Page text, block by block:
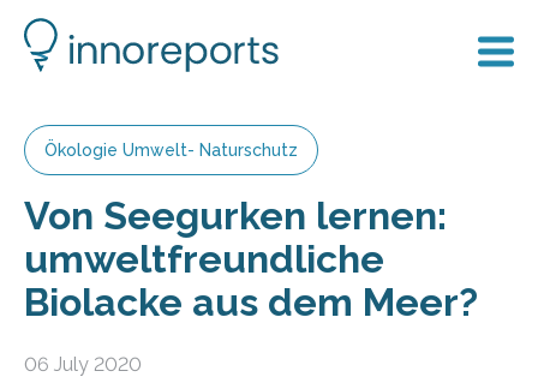
Ökologie Umwelt- Naturschutz
Von Seegurken lernen:
umweltfreundliche
Biolacke aus dem Meer?
06 July 2020